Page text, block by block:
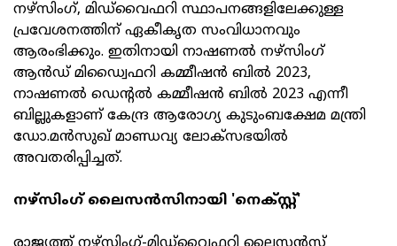
നഴ്‌സിംഗ്, മിഡ്‌വൈഫറി സ്ഥാപനങ്ങളിലേക്കുള്ള
പ്രവേശനത്തിന് ഏകീകൃത സംവിധാനവും
ആരംഭിക്കും. ഇതിനായി നാഷണല്‍ നഴ്സിംഗ്
ആന്‍ഡ് മിഡ്വൈഫറി കമ്മീഷന്‍ ബില്‍ 2023,
നാഷണല്‍ ഡെന്റല്‍ കമ്മീഷന്‍ ബില്‍ 2023 എന്നീ
ബില്ലുകളാണ് കേന്ദ്ര ആരോഗ്യ കുടുംബക്ഷേമ മന്ത്രി
ഡോ.മന്‍സുഖ് മാണ്ഡവ്യ ലോക്സഭയില്‍
അവതരിപ്പിച്ചത്.
നഴ്‌സിംഗ് ലൈസന്‍സിനായി 'നെക്സ്റ്റ്'